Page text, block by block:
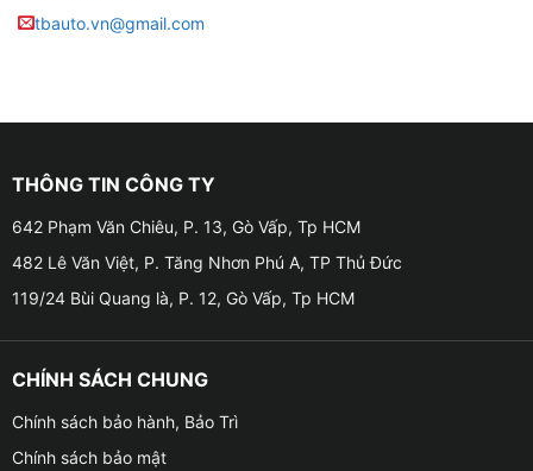
● Điều khiển ra lệnh bằng giọng nói với trợ lý Kiki
Google Maps
● Camera 360 4 mắt AHD góc rộng + mô phỏng 3D
● Tích hợp: CarPlay/Android Auto không dây + điều
khiển giọng nói Kiki
● Kết nối: 4G LTE, Wifi, Bluetooth 5.0, GPS dẫn đường
chính xác.
● Cấu hình mạnh mẽ giúp Xpander 2023 sử dụng đa
tbauto.vn@gmail.com
THÔNG TIN CÔNG TY
642 Phạm Văn Chiêu, P. 13, Gò Vấp, Tp HCM
482 Lê Văn Việt, P. Tăng Nhơn Phú A, TP Thủ Đức
119/24 Bùi Quang là, P. 12, Gò Vấp, Tp HCM
CHÍNH SÁCH CHUNG
Chính sách bảo hành, Bảo Trì
Chính sách bảo mật